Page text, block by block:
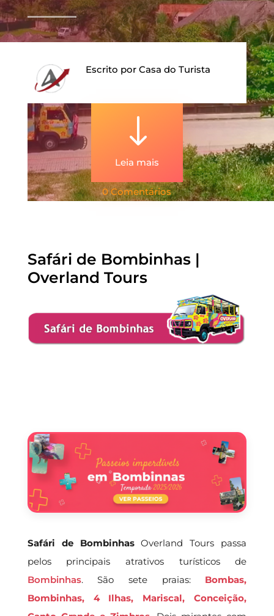
Escrito por Casa do Turista
"
Leia mais
0 Comentários
Safári de Bombinhas |
Overland Tours
Safári de BombinhasOverland Tours passa
pelos principais atrativos turísticos de
Bombinhas. São sete praias: Bombas,
Bombinhas, 4 Ilhas, Mariscal, Conceição,